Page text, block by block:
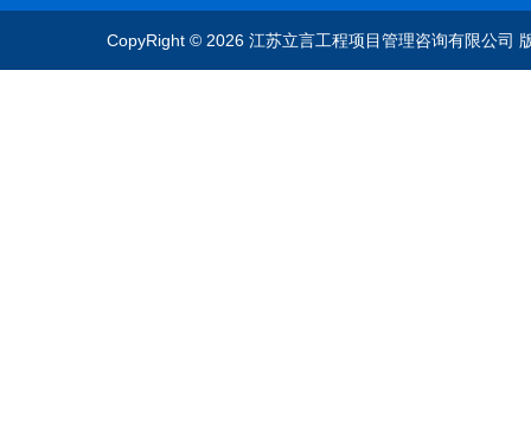
CopyRight © 2026 江苏立言工程项目管理咨询有限公